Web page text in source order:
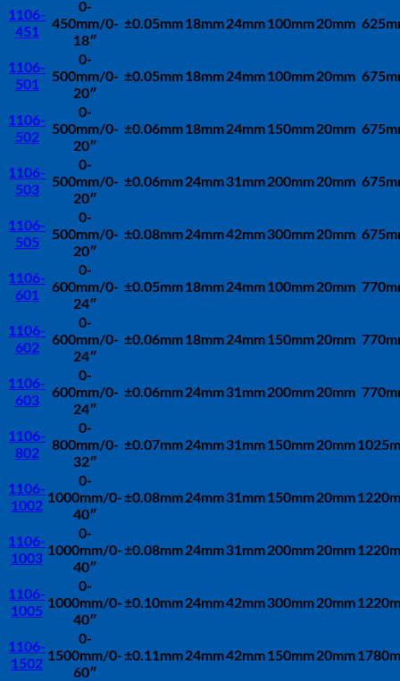
1106-
451
0-
450mm/0-
18″
±0.05mm18mm24mm100mm20mm
1106-
501
0-
500mm/0-
20″
±0.05mm18mm24mm100mm20mm
1106-
502
0-
500mm/0-
20″
±0.06mm18mm24mm150mm20mm
1106-
503
0-
500mm/0-
20″
±0.06mm24mm31mm200mm20mm
1106-
505
0-
500mm/0-
20″
±0.08mm24mm42mm300mm20mm
1106-
601
0-
600mm/0-
24″
±0.05mm18mm24mm100mm20mm
1106-
602
0-
600mm/0-
24″
±0.06mm18mm24mm150mm20mm
1106-
603
0-
600mm/0-
24″
±0.06mm24mm31mm200mm20mm
1106-
802
0-
800mm/0-
32″
±0.07mm24mm31mm150mm20mm
1106-
1002
0-
1000mm/0-
40″
±0.08mm24mm31mm150mm20mm
1106-
1003
0-
1000mm/0-
40″
±0.08mm24mm31mm200mm20mm
1106-
1005
0-
1000mm/0-
40″
±0.10mm24mm42mm300mm20mm
1106-
1502
0-
1500mm/0-
60″
±0.11mm24mm42mm150mm20mm